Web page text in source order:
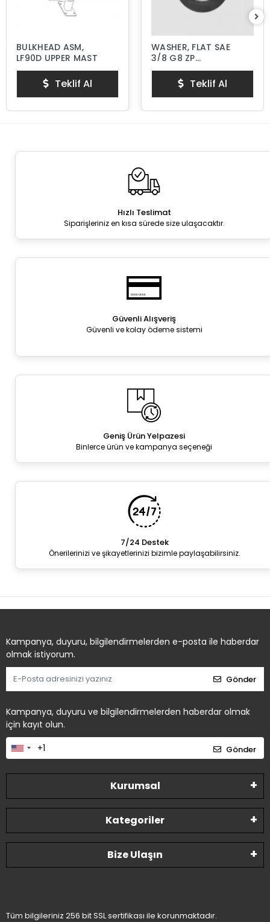
BULKHEAD ASM,
LF90D UPPER MAST
Teklif Al
WASHER, FLAT SAE
3/8 G8 ZP
HARDENED
Teklif Al
Hızlı Teslimat
Siparişleriniz en kısa sürede size ulaşacaktır.
Güvenli Alışveriş
Güvenli ve kolay ödeme sistemi
Geniş Ürün Yelpazesi
Binlerce ürün ve kampanya seçeneği
7/24 Destek
Önerilerinizi ve şikayetlerinizi bizimle paylaşabilirsiniz.
Kampanya, duyuru, bilgilendirmelerden e-posta ile haberdar
olmak istiyorum.
Gönder
Kampanya, duyuru ve bilgilendirmelerden haberdar olmak
için kayıt olun.
Gönder
Kurumsal
Kategoriler
Bize Ulaşın
Tüm bilgileriniz 256 bit SSL sertifikası ile korunmaktadır.